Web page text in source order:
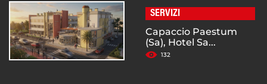
SERVIZI
Capaccio Paestum
(Sa), Hotel Sa...
132